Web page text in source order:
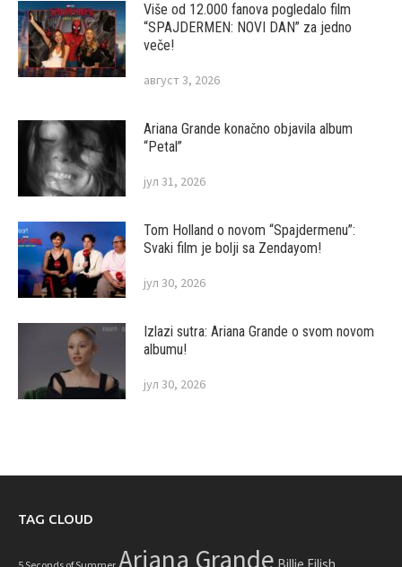
Više od 12.000 fanova pogledalo film
“SPAJDERMEN: NOVI DAN” za jedno
veče!
август 3, 2026
Ariana Grande konačno objavila album
“Petal”
јул 31, 2026
Tom Holland o novom “Spajdermenu”:
Svaki film je bolji sa Zendayom!
јул 30, 2026
Izlazi sutra: Ariana Grande o svom novom
albumu!
јул 30, 2026
TAG CLOUD
Ariana Grande